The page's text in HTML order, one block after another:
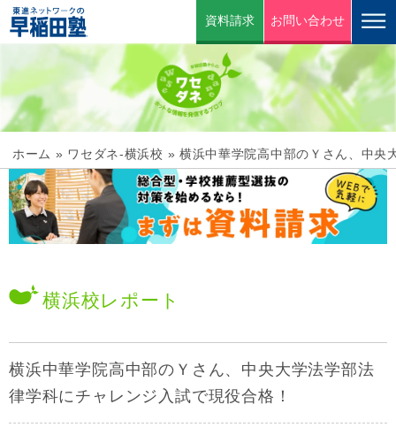
資料請求 お問い合わせ
ホーム » ワセダネ-横浜校 » 横浜中華学院高中部のＹさん、中央
横浜校レポート
横浜中華学院高中部のＹさん、中央大学法学部法
律学科にチャレンジ入試で現役合格！